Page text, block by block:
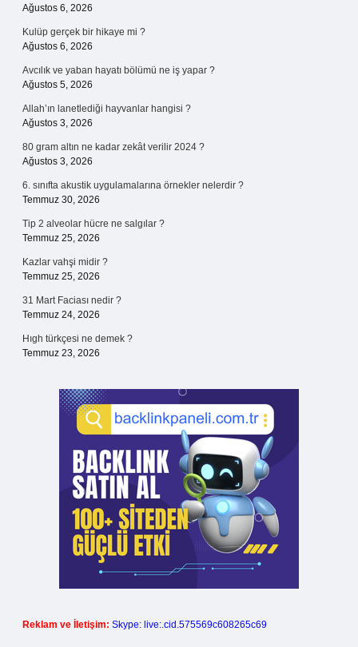
Ağustos 6, 2026
Kulüp gerçek bir hikaye mi ?
Ağustos 6, 2026
Avcılık ve yaban hayatı bölümü ne iş yapar ?
Ağustos 5, 2026
Allah’ın lanetlediği hayvanlar hangisi ?
Ağustos 3, 2026
80 gram altın ne kadar zekât verilir 2024 ?
Ağustos 3, 2026
6. sınıfta akustik uygulamalarına örnekler nelerdir ?
Temmuz 30, 2026
Tip 2 alveolar hücre ne salgılar ?
Temmuz 25, 2026
Kazlar vahşi midir ?
Temmuz 25, 2026
31 Mart Faciası nedir ?
Temmuz 24, 2026
Hıgh türkçesi ne demek ?
Temmuz 23, 2026
Reklam ve İletişim: Skype: live:.cid.575569c608265c69